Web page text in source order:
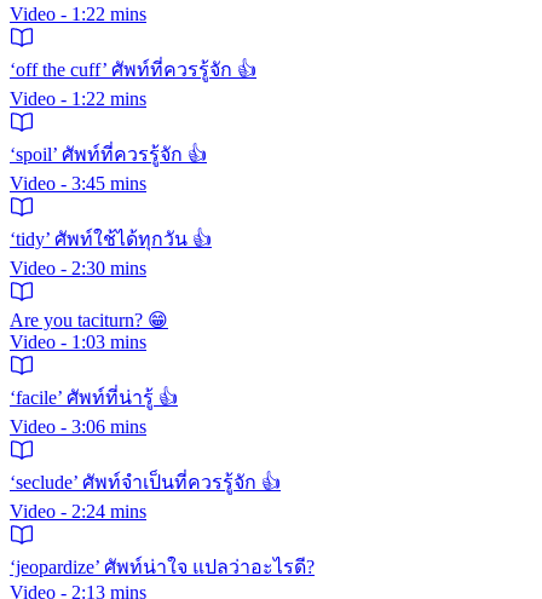
Video - 1:22 mins
‘off the cuff’ ศัพท์ที่ควรรู้จัก 👍
Video - 1:22 mins
‘spoil’ ศัพท์ที่ควรรู้จัก 👍
Video - 3:45 mins
‘tidy’ ศัพท์ใช้ได้ทุกวัน 👍
Video - 2:30 mins
Are you taciturn? 😁
Video - 1:03 mins
‘facile’ ศัพท์ที่น่ารู้ 👍
Video - 3:06 mins
‘seclude’ ศัพท์จำเป็นที่ควรรู้จัก 👍
Video - 2:24 mins
‘jeopardize’ ศัพท์น่าใจ แปลว่าอะไรดี?
Video - 2:13 mins